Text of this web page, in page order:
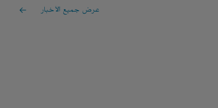
عرض جميع الأخبار